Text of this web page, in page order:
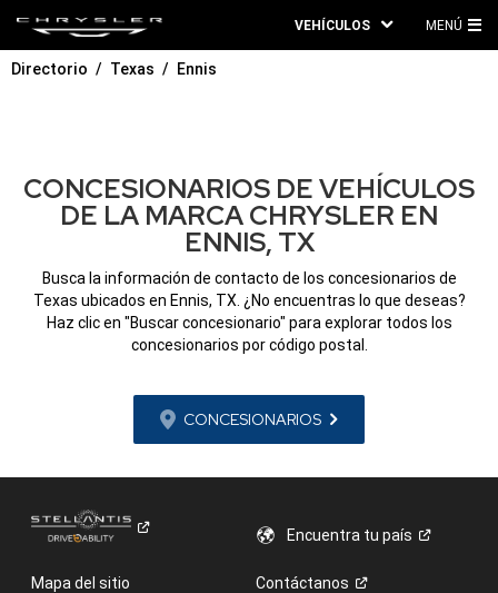
VEHÍCULOS MENÚ
Directorio Texas Ennis
CONCESIONARIOS DE VEHÍCULOS
DE LA MARCA CHRYSLER EN
ENNIS, TX
Busca la información de contacto de los concesionarios de
Texas ubicados en Ennis, TX. ¿No encuentras lo que deseas?
Haz clic en "Buscar concesionario" para explorar todos los
concesionarios por código postal.
CONCESIONARIOS
Encuentra tupaís
Mapa del sitio Contáctanos